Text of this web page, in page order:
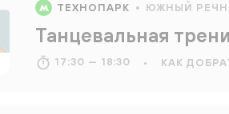
ТЕХНОПАРК ЮЖНЫЙ
Танцевальная
17:30 — 18:30 • КАК